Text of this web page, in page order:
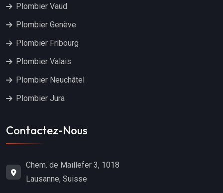
Plombier Vaud
Plombier Genève
Plombier Fribourg
Plombier Valais
Plombier Neuchâtel
Plombier Jura
Contactez-Nous
Chem. de Maillefer 3, 1018
Lausanne, Suisse